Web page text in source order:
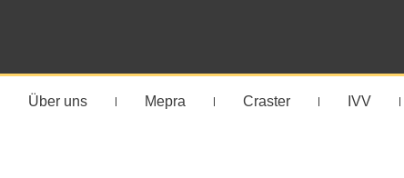
Über uns Mepra Craster IVV